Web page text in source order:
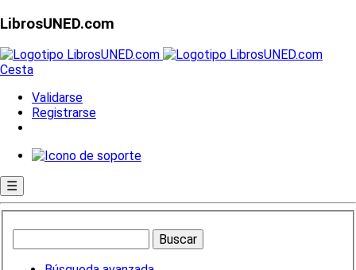
LibrosUNED.com
Cesta
Validarse
Registrarse
☰